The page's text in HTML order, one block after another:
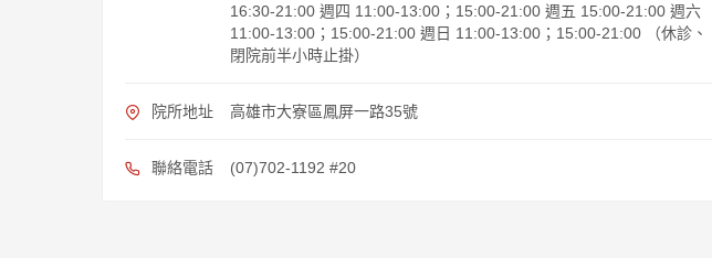
16:30-21:00 週四 11:00-13:00；15:00-21:00 週五 15:00-21:00 週六
11:00-13:00；15:00-21:00 週日 11:00-13:00；15:00-21:00 （休診、
閉院前半小時止掛）
院所地址 高雄市大寮區鳳屏一路35號
聯絡電話 (07)702-1192 #20